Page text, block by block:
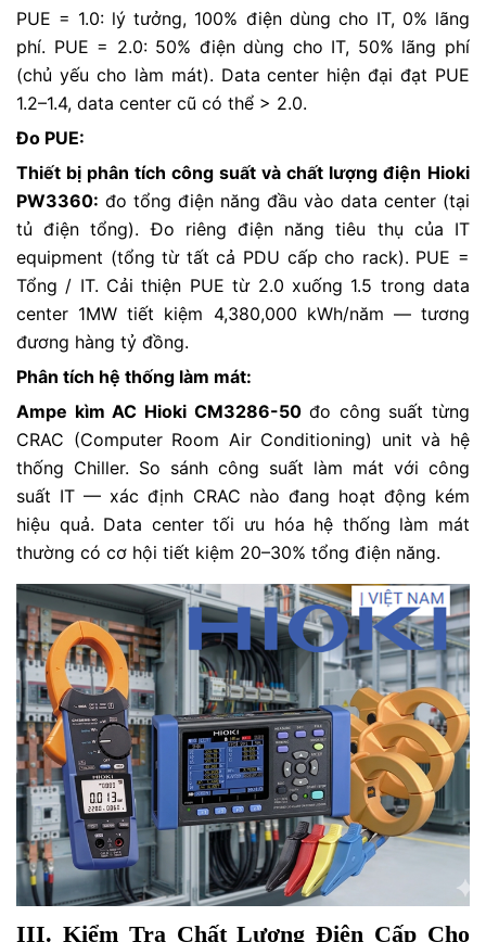
PUE = 1.0: lý tưởng, 100% điện dùng cho IT, 0% lãng
phí. PUE = 2.0: 50% điện dùng cho IT, 50% lãng phí
(chủ yếu cho làm mát). Data center hiện đại đạt PUE
1.2–1.4, data center cũ có thể > 2.0.
Đo PUE:
Thiết bị phân tích công suất và chất lượng điện Hioki
PW3360: đo tổng điện năng đầu vào data center (tại
tủ điện tổng). Đo riêng điện năng tiêu thụ của IT
equipment (tổng từ tất cả PDU cấp cho rack). PUE =
Tổng / IT. Cải thiện PUE từ 2.0 xuống 1.5 trong data
center 1MW tiết kiệm 4,380,000 kWh/năm — tương
đương hàng tỷ đồng.
Phân tích hệ thống làm mát:
Ampe kìm AC Hioki CM3286-50đo công suất từng
CRAC (Computer Room Air Conditioning) unit và hệ
thống Chiller. So sánh công suất làm mát với công
suất IT — xác định CRAC nào đang hoạt động kém
hiệu quả. Data center tối ưu hóa hệ thống làm mát
thường có cơ hội tiết kiệm 20–30% tổng điện năng.
III. Kiểm Tra Chất Lượng Điện Cấp Cho